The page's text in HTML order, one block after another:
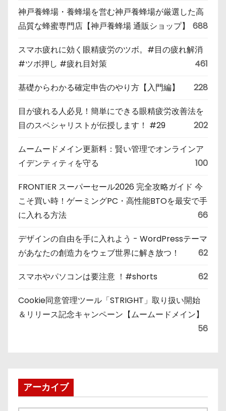
神戸養蜂場・養蜂場を営む神戸養蜂場が厳選した高
品質な蜂蜜専門店【神戸養蜂場 通販ショップ】
688
スマホ疲れに効く眼精疲労のツボ。#目の疲れ解消
#ツボ押し #疲れ目対策
461
基礎からわかる確定申告のやり方【入門編】 228
目が疲れる人必見！簡単にできる眼精疲労改善法を
目のスペシャリストが伝授します！ #29
202
ムームードメイン更新料：賢い管理でオンラインア
イデンティティを守る
100
FRONTIER スーパーセール2026 完全攻略ガイド 今
こそ買い時！ゲーミングPC・高性能BTOを最安で手
に入れる方法
66
デザインの自由を手に入れよう - WordPressテーマ
があなたの創造力をウェブ世界に解き放つ！
62
スマホやパソコンは要注意 ！#shorts 62
Cookie同意管理ツール「STRIGHT」取り扱い開始
＆リリース記念キャンペーン【ムームードメイン】
56
アーカイブ